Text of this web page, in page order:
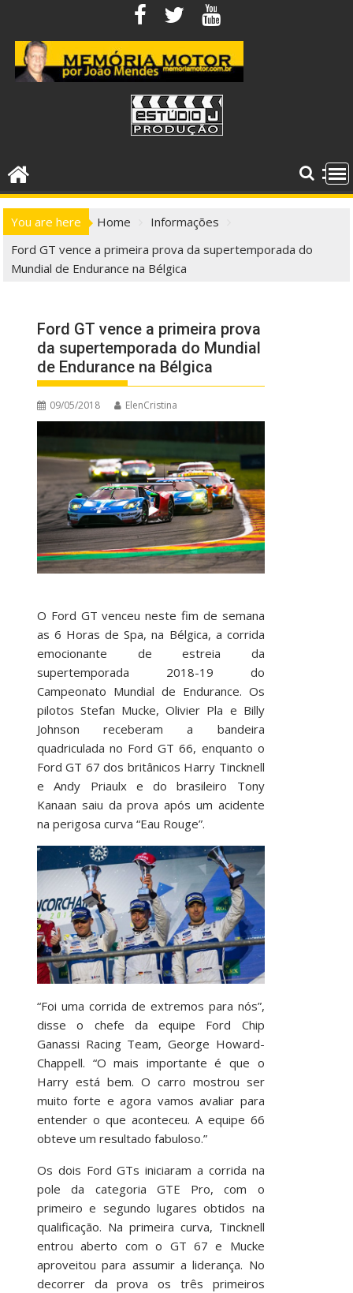
content
You are here Home
Informações
Ford GT vence a primeira prova da supertemporada do
Mundial de Endurance na Bélgica
Ford GT vence a primeira prova
da supertemporada do Mundial
de Endurance na Bélgica
09/05/2018 ElenCristina
O Ford GT venceu neste fim de semana
as 6 Horas de Spa, na Bélgica, a corrida
emocionante de estreia da
supertemporada 2018-19 do
Campeonato Mundial de Endurance. Os
pilotos Stefan Mucke, Olivier Pla e Billy
Johnson receberam a bandeira
quadriculada no Ford GT 66, enquanto o
Ford GT 67 dos britânicos Harry Tincknell
e Andy Priaulx e do brasileiro Tony
Kanaan saiu da prova após um acidente
na perigosa curva “Eau Rouge”.
“Foi uma corrida de extremos para nós”,
disse o chefe da equipe Ford Chip
Ganassi Racing Team, George Howard-
Chappell. “O mais importante é que o
Harry está bem. O carro mostrou ser
muito forte e agora vamos avaliar para
entender o que aconteceu. A equipe 66
obteve um resultado fabuloso.”
Os dois Ford GTs iniciaram a corrida na
pole da categoria GTE Pro, com o
primeiro e segundo lugares obtidos na
qualificação. Na primeira curva, Tincknell
entrou aberto com o GT 67 e Mucke
aproveitou para assumir a liderança. No
decorrer da prova os três primeiros